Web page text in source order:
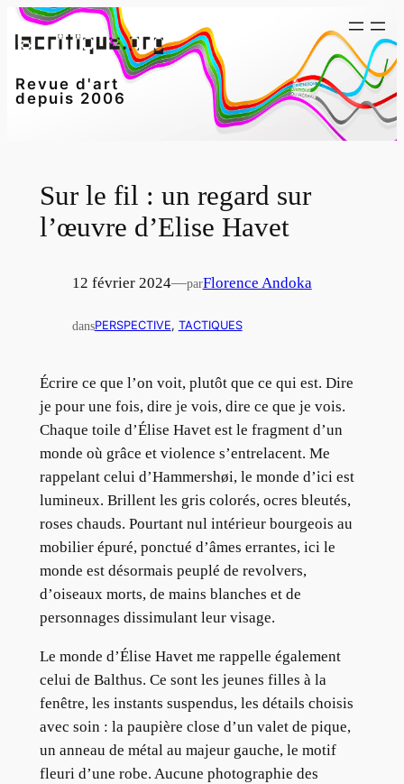
Aller
au
Revue d'art
depuis 2006
Sur le fil : un regard sur
l’œuvre d’Elise Havet
12 février 2024—parFlorence Andoka
dansPERSPECTIVE, TACTIQUES
Écrire ce que l’on voit, plutôt que ce qui est. Dire
je pour une fois, dire je vois, dire ce que je vois.
Chaque toile d’Élise Havet est le fragment d’un
monde où grâce et violence s’entrelacent. Me
rappelant celui d’Hammershøi, le monde d’ici est
lumineux. Brillent les gris colorés, ocres bleutés,
roses chauds. Pourtant nul intérieur bourgeois au
mobilier épuré, ponctué d’âmes errantes, ici le
monde est désormais peuplé de revolvers,
d’oiseaux morts, de mains blanches et de
personnages dissimulant leur visage.
Le monde d’Élise Havet me rappelle également
celui de Balthus. Ce sont les jeunes filles à la
fenêtre, les instants suspendus, les détails choisis
avec soin : la paupière close d’un valet de pique,
un anneau de métal au majeur gauche, le motif
fleuri d’une robe. Aucune photographie des